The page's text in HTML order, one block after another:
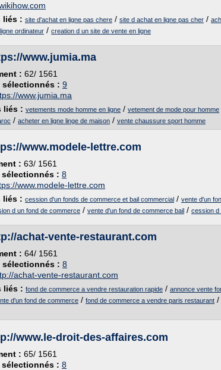
liés : site d'achat en ligne pas chere / site d achat en ligne pas cher /
ordinateur / creation d un site de vente en ligne
www.jumia.ma
: 62/ 1561
sélectionnés : 9
www.jumia.ma
liés : vetements mode homme en ligne / vetement de mode pour homme
/ acheter en ligne linge de maison / vente chaussure sport homme
www.modele-lettre.com
: 63/ 1561
: 8
www.modele-lettre.com
liés : cession d'un fonds de commerce et bail commercial / vente d'un
d un fond de commerce / vente d'un fond de commerce bail / cession d
achat-vente-restaurant.com
: 64/ 1561
sélectionnés : 8
achat-vente-restaurant.com
liés : fond de commerce a vendre restauration rapide / annonce vente
d'un fond de commerce / fond de commerce a vendre paris restaurant /
www.le-droit-des-affaires.com
: 65/ 1561
: 8